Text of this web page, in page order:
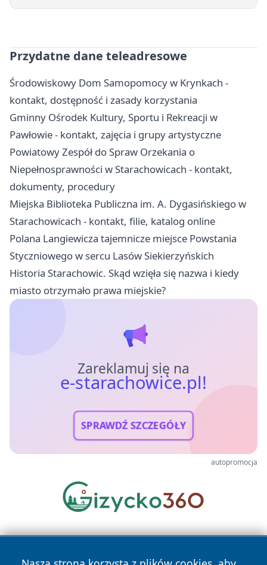
Przydatne dane teleadresowe
Środowiskowy Dom Samopomocy w Krynkach -
kontakt, dostępność i zasady korzystania
Gminny Ośrodek Kultury, Sportu i Rekreacji w
Pawłowie - kontakt, zajęcia i grupy artystyczne
Powiatowy Zespół do Spraw Orzekania o
Niepełnosprawności w Starachowicach - kontakt,
dokumenty, procedury
Miejska Biblioteka Publiczna im. A. Dygasińskiego w
Starachowicach - kontakt, filie, katalog online
Polana Langiewicza tajemnicze miejsce Powstania
Styczniowego w sercu Lasów Siekierzyńskich
Historia Starachowic. Skąd wzięła się nazwa i kiedy
miasto otrzymało prawa miejskie?
Zareklamuj się na
e-starachowice.pl!
SPRAWDŹ SZCZEGÓŁY
autopromocja